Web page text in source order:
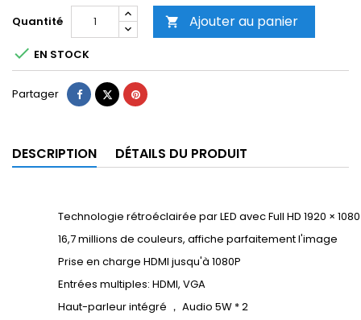
Quantité  Ajouter au panier
 EN STOCK
Partager PartagerTweetPinterest
DESCRIPTION DÉTAILS DU PRODUIT
Technologie rétroéclairée par LED avec Full HD 1920 × 1080
16,7 millions de couleurs, affiche parfaitement l'image
Prise en charge HDMI jusqu'à 1080P
Entrées multiples: HDMI, VGA
Haut-parleur intégré ， Audio 5W * 2